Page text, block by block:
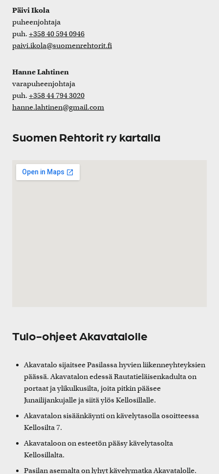
Päivi Ikola
puheenjohtaja
puh. +358 40 594 0946
paivi.ikola@suomenrehtorit.fi
Hanne Lahtinen
varapuheenjohtaja
puh. +358 44 794 3020
hanne.lahtinen@gmail.com
Suomen Rehtorit ry kartalla
Tulo-ohjeet Akavatalolle
Akavatalo sijaitsee Pasilassa hyvien liikenneyhteyksien
päässä. Akavatalon edessä Rautatieläisenkadulta on
portaat ja ylikulkusilta, joita pitkin pääsee
Junailijankujalle ja siitä ylös Kellosillalle.
Akavatalon sisäänkäynti on kävelytasolla osoitteessa
Kellosilta 7.
Akavataloon on esteetön pääsy kävelytasolta
Kellosillalta.
Pasilan asemalta on lyhyt kävelymatka Akavatalolle.